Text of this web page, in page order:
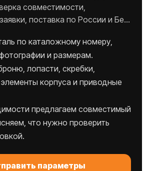
совместимости,
поставка по России и Бе…
по каталожному номеру,
и размерам.
лопасти, скребки,
корпуса и приводные
предлагаем совместимый
что нужно проверить
параметры